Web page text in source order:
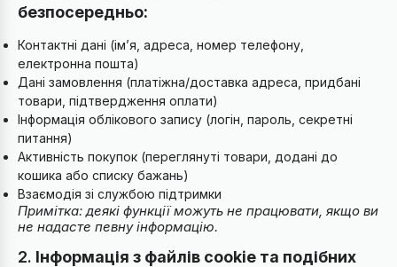
безпосередньо:
Контактні дані (ім’я, адреса, номер телефону,
електронна пошта)
Дані замовлення (платіжна/доставка адреса, придбані
товари, підтвердження оплати)
Інформація облікового запису (логін, пароль, секретні
питання)
Активність покупок (переглянуті товари, додані до
кошика або списку бажань)
Взаємодія зі службою підтримки
Примітка: деякі функції можуть не працювати, якщо ви
не надасте певну інформацію.
2. Інформація з файлів cookie та подібних